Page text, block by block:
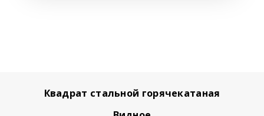
Квадрат стальной горячекатаная